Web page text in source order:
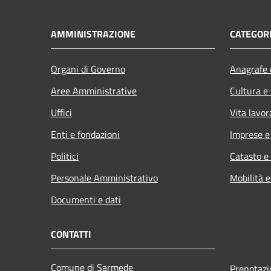
AMMINISTRAZIONE
Organi di Governo
Aree Amministrative
Uffici
Enti e fondazioni
Politici
Personale Amministrativo
Documenti e dati
Cultura
Vita
Imprese
Catasto
Mobilità
CONTATTI
Comune di Sarmede